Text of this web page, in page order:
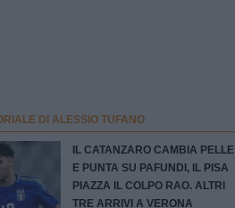
DI ALESSIO TUFANO
IL CATANZARO CAMBIA PELLE
E PUNTA SU PAFUNDI, IL PISA
PIAZZA IL COLPO RAO. ALTRI
TRE ARRIVI A VERONA